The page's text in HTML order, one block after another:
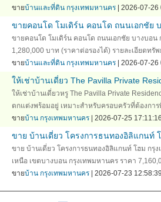
ขายบ้านและที่ดิน กรุงเทพมหานคร| 2026-07-26
ขายคอนโด โมเดิร์น คอนโด ถนนเอกชัย
ขายคอนโด โมเดิร์น คอนโด ถนนเอกชัย บางบอน
1,280,000 บาท (ราคาต่อรองได้) รายละเอียดทรั
ขายบ้านและที่ดิน กรุงเทพมหานคร| 2026-07-26
ให้เช่าบ้านเดี่ยว The Pavilla Private
ให้เช่าบ้านเดี่ยวหรู The Pavilla Private
ตกแต่งพร้อมอยู่ เหมาะสำหรับครอบครัวที่ต้องกา
ขายบ้าน กรุงเทพมหานคร| 2026-07-25
ขาย บ้านเดี่ยว โครงการธนทองอิลิแกนท์
ขาย บ้านเดี่ยว โครงการธนทองอิลิแกนท์ โฮม ก
เหนือ เขตบางบอน กรุงเทพมหานคร ราคา
ขายบ้าน กรุงเทพมหานคร| 2026-07-23